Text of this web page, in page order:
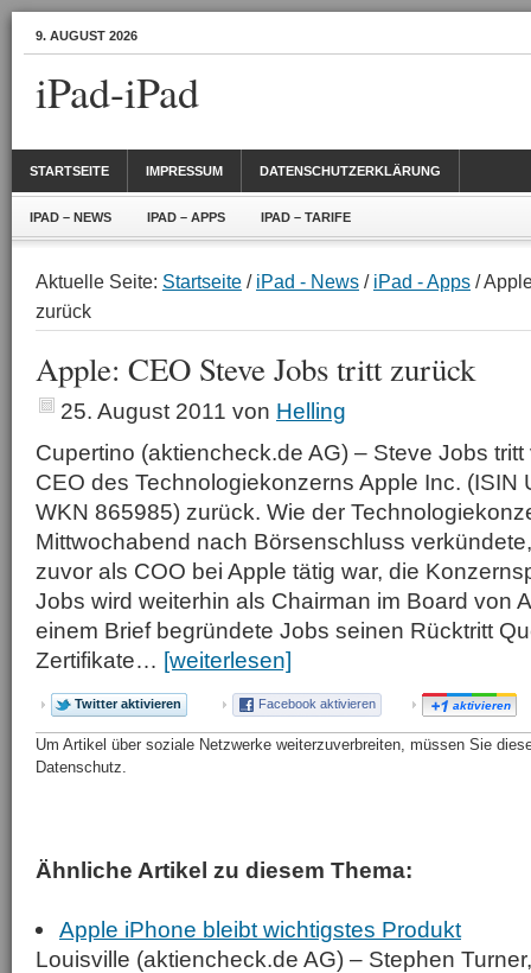
9. AUGUST 2026
iPad-iPad
STARTSEITE IMPRESSUM DATENSCHUTZERKLÄRUNG
IPAD – NEWS IPAD – APPS IPAD – TARIFE
Aktuelle Seite: Startseite / iPad - News / iPad - Apps /
zurück
Apple: CEO Steve Jobs tritt zurück
25. August 2011 von Helling
Cupertino (aktiencheck.de AG) – Steve Jobs
CEO des Technologiekonzerns Apple Inc. (ISIN
WKN 865985) zurück. Wie der
Mittwochabend nach Börsenschluss
zuvor als COO bei Apple tätig war, die
Jobs wird weiterhin als Chairman im Board von
einem Brief begründete Jobs seinen Rücktritt
Zertifikate… [weiterlesen]
Twitter aktivieren Facebook aktivieren aktivieren
Um Artikel über soziale Netzwerke weiterzuverbreiten, müssen Sie
Datenschutz.
Ähnliche Artikel zu diesem Thema:
Apple iPhone bleibt wichtigstes Produkt
Louisville (aktiencheck.de AG) – Stephen